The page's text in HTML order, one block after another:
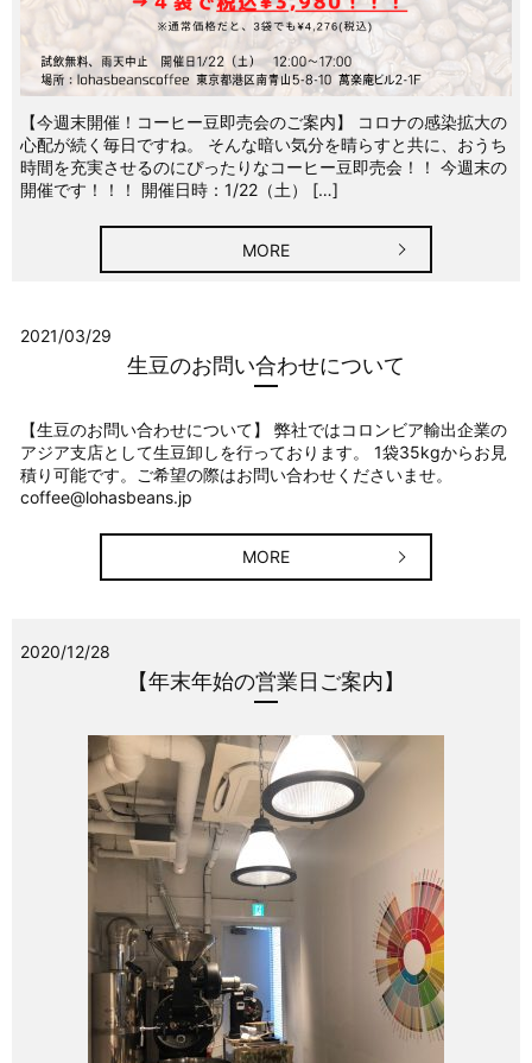
【今週末開催！コーヒー豆即売会のご案内】 コロナの感染拡大の
心配が続く毎日ですね。 そんな暗い気分を晴らすと共に、おうち
時間を充実させるのにぴったりなコーヒー豆即売会！！ 今週末の
開催です！！！ 開催日時：1/22（土） […]
MORE
2021/03/29
生豆のお問い合わせについて
【生豆のお問い合わせについて】 弊社ではコロンビア輸出企業の
アジア支店として生豆卸しを行っております。 1袋35kgからお見
積り可能です。ご希望の際はお問い合わせくださいませ。
coffee@lohasbeans.jp
MORE
2020/12/28
【年末年始の営業日ご案内】